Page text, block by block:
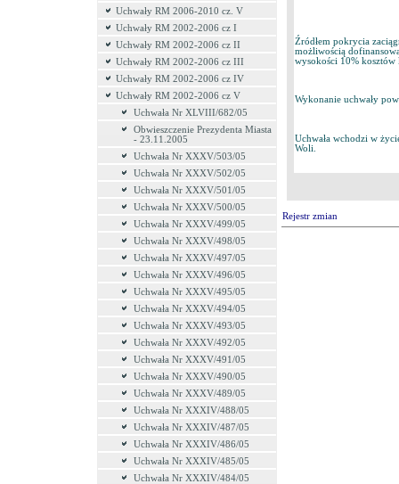
Uchwały RM 2006-2010 cz. V
Uchwały RM 2002-2006 cz I
Uchwały RM 2002-2006 cz II
Uchwały RM 2002-2006 cz III
Uchwały RM 2002-2006 cz IV
Uchwały RM 2002-2006 cz V
Uchwała Nr XLVIII/682/05
Obwieszczenie Prezydenta Miasta
- 23.11.2005
Uchwała Nr XXXV/503/05
Uchwała Nr XXXV/502/05
Uchwała Nr XXXV/501/05
Uchwała Nr XXXV/500/05
Uchwała Nr XXXV/499/05
Uchwała Nr XXXV/498/05
Uchwała Nr XXXV/497/05
Uchwała Nr XXXV/496/05
Uchwała Nr XXXV/495/05
Uchwała Nr XXXV/494/05
Uchwała Nr XXXV/493/05
Uchwała Nr XXXV/492/05
Uchwała Nr XXXV/491/05
Uchwała Nr XXXV/490/05
Uchwała Nr XXXV/489/05
Uchwała Nr XXXIV/488/05
Uchwała Nr XXXIV/487/05
Uchwała Nr XXXIV/486/05
Uchwała Nr XXXIV/485/05
Uchwała Nr XXXIV/484/05
Źródłem pokrycia
możliwością
wysokości 10%
Wykonanie uchwały
Uchwała wchodzi w
Woli.
Rejestr zmian